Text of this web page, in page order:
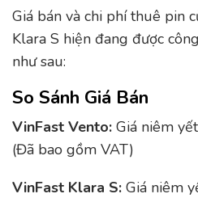
Giá bán và chi phí thuê pin
Klara S hiện đang được
như sau:
So Sánh Giá Bán
VinFast Vento: Giá niêm
(Đã bao gồm VAT)
VinFast Klara S: Giá niêm